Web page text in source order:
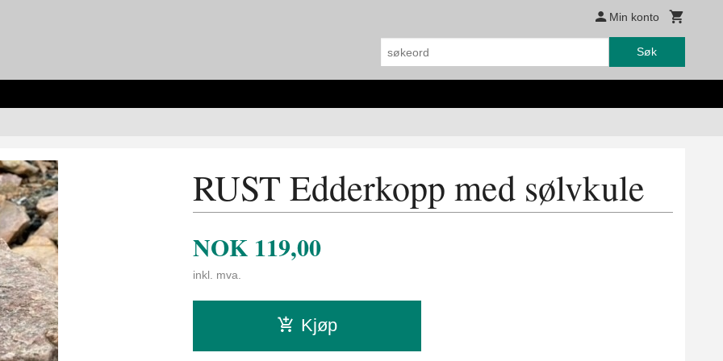
Min konto
Søk
RUST Edderkopp med sølvkule
NOK 119,00
inkl. mva.
Kjøp